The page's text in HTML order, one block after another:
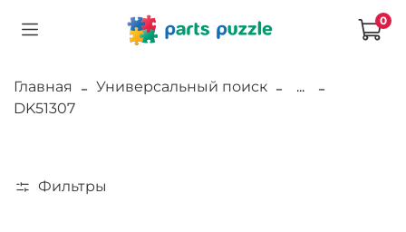
0
Главная Универсальный поиск
...
DK51307
Фильтры